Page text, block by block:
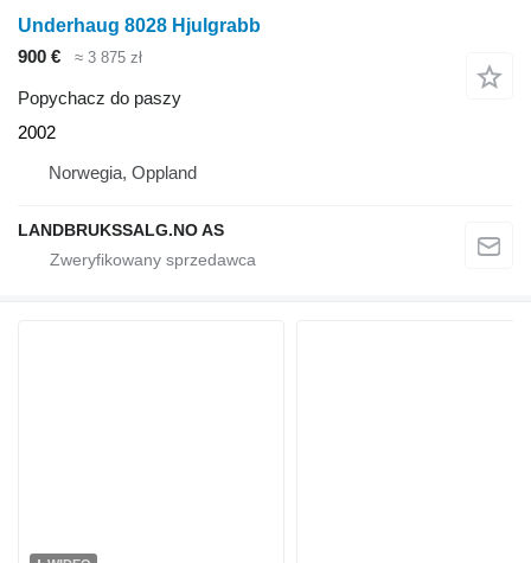
Underhaug 8028 Hjulgrabb
900 €
≈ 3 875 zł
Popychacz do paszy
2002
Norwegia, Oppland
LANDBRUKSSALG.NO AS